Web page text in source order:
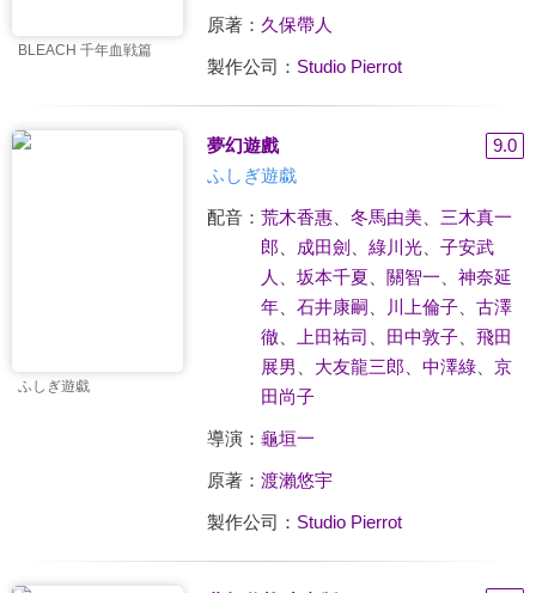
BLEACH 千年血戦篇
原著： 久保帶人
製作公司： Studio Pierrot
ふしぎ遊戱
夢幻遊戲
9.0
ふしぎ遊戱
配音： 荒木香惠、 冬馬由美、 三木真一
郎
成田劍 綠川光、 子安武
人
坂本千夏 關智一
神奈延
年、 石井康嗣 川上倫子、 古澤
徹、 上田祐司 田中敦子、 飛田
展男
大友龍三郎 中澤綠、 京
田尚子
導演： 龜垣一
原著： 渡瀨悠宇
製作公司： Studio Pierrot